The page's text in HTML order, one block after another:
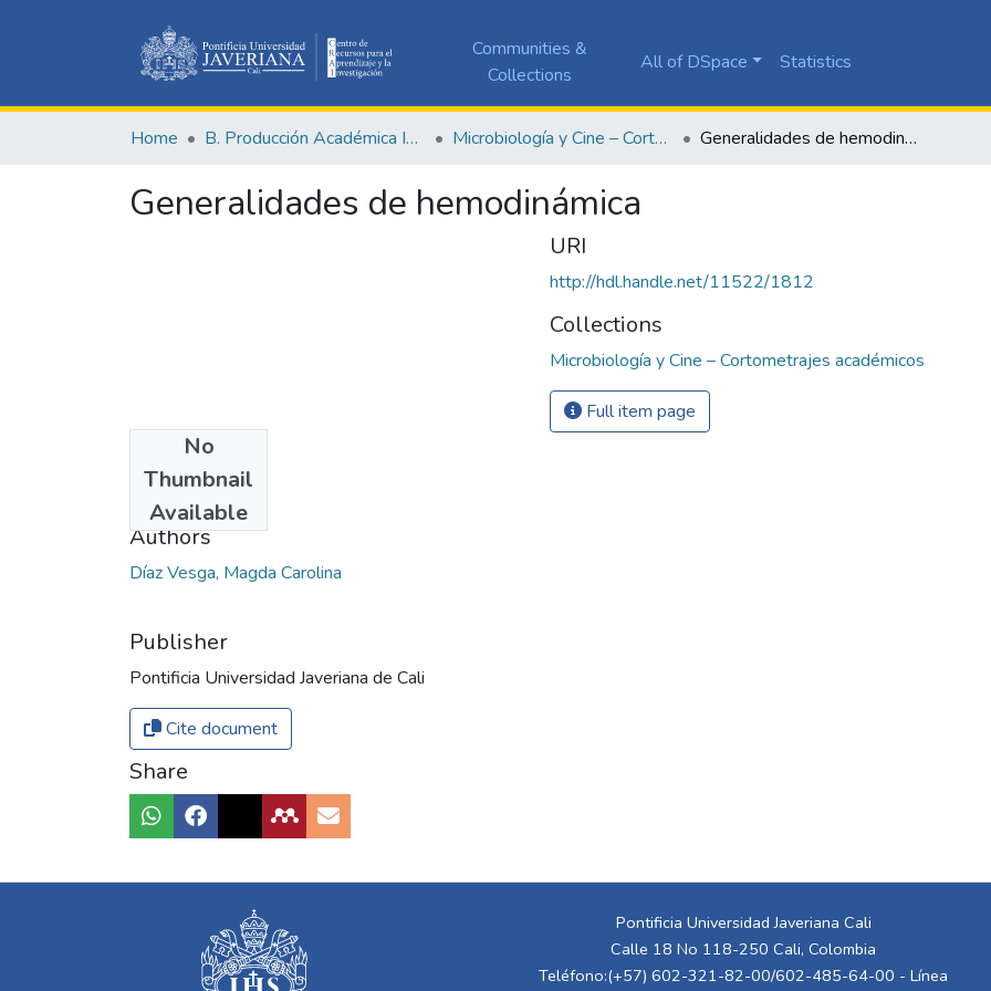
Communities &
Collections
All of DSpace Statistics
Home B. Producción Académica Institucional Microbiología y Cine – Cortometrajes académicos Generalidades de hemodinámica
Generalidades de hemodinámica
No
Thumbnail
Available
2017
Authors
Díaz Vesga, Magda Carolina
Publisher
Pontificia Universidad Javeriana de Cali
Cite document
Share
URI
http://hdl.handle.net/11522/1812
Collections
Microbiología y Cine – Cortometrajes académicos
Full item page
Pontificia Universidad Javeriana Cali
Calle 18 No 118-250 Cali, Colombia
Teléfono:(+57) 602-321-82-00/602-485-64-00 - Línea